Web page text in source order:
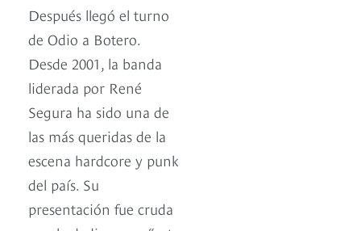
Después llegó el turno
de Odio a Botero.
Desde 2001, la banda
liderada por René
Segura ha sido una de
las más queridas de la
escena hardcore y punk
del país. Su
presentación fue cruda